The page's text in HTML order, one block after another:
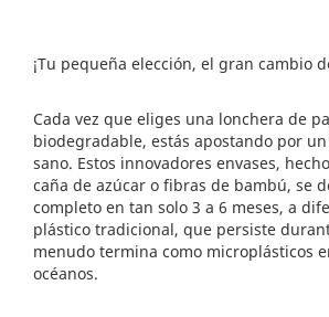
¡Tu pequeña elección, el gran cambio
Cada vez que eliges una lonchera de
biodegradable, estás apostando por
sano. Estos innovadores envases,
caña de azúcar o fibras de bambú, se
completo en tan solo 3 a 6 meses, a
plástico tradicional, que persiste
menudo termina como microplásticos
océanos.